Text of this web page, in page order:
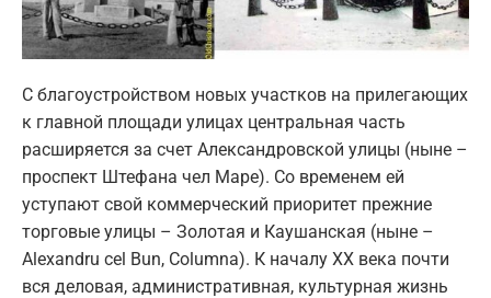
С благоустройством новых участков на прилегающих
к главной площади улицах центральная часть
расширяется за счет Александровской улицы (ныне –
проспект Штефана чел Маре). Со временем ей
уступают свой коммерческий приоритет прежние
торговые улицы – Золотая и Каушанская (ныне –
Alexandru cel Bun, Columna). К началу ХХ века почти
вся деловая, административная, культурная жизнь